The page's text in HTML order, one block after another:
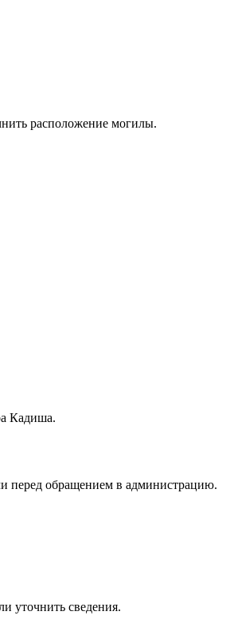
расположение могилы.
Кадиша.
перед обращением в администрацию.
уточнить сведения.